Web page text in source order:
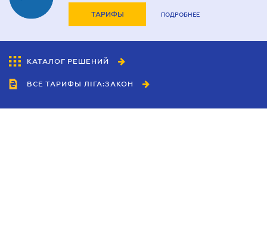
ТАРИФЫ ПОДРОБНЕЕ
КАТАЛОГ РЕШЕНИЙ
ВСЕ ТАРИФЫ ЛІГА:ЗАКОН